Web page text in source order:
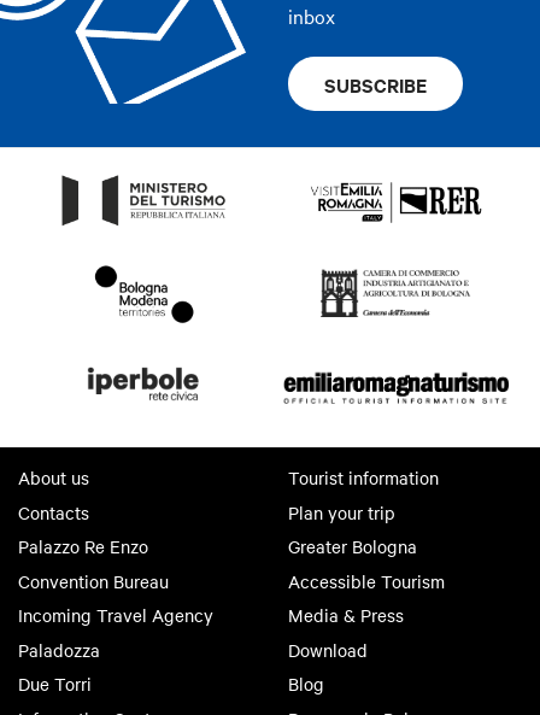
inbox
SUBSCRIBE
About us
Contacts
Palazzo Re Enzo
Convention Bureau
Incoming Travel Agency
Paladozza
Due Torri
Tourist information
Plan your trip
Greater Bologna
Accessible Tourism
Media & Press
Download
Blog